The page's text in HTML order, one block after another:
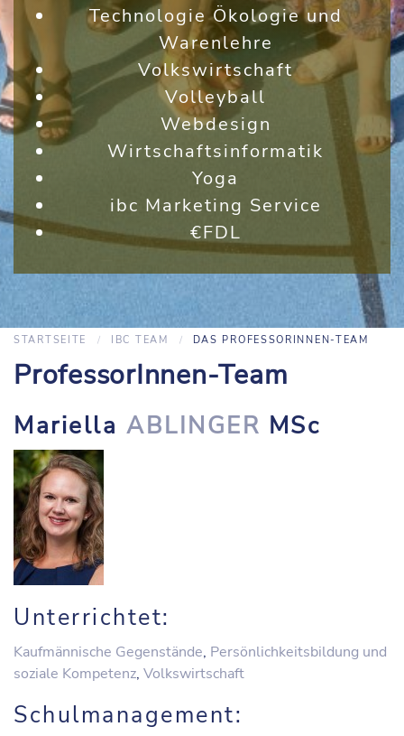
Technologie Ökologie und
Warenlehre
Volkswirtschaft
Volleyball
Webdesign
Wirtschaftsinformatik
Yoga
ibc Marketing Service
€FDL
STARTSEITE IBC TEAM DAS PROFESSORINNEN-TEAM
ProfessorInnen-Team
Mariella ABLINGER MSc
Unterrichtet:
Kaufmännische Gegenstände, Persönlichkeitsbildung und
soziale Kompetenz, Volkswirtschaft
Schulmanagement: